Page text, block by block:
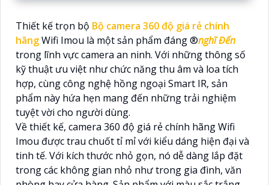
Thiết kế trọn bộ Bộ camera 360 độ giá rẻ chính
hãngWifi Imou là một sản phẩm đáng ®️nghĩ Đến
trong lĩnh vực camera an ninh. Với những thông số
kỹ thuật ưu việt như chức năng thu âm và loa tích
hợp, cùng công nghệ hồng ngoại Smart IR, sản
phẩm này hứa hẹn mang đến những trải nghiệm
tuyệt vời cho người dùng.
Về thiết kế, camera 360 độ giá rẻ chính hãng Wifi
Imou được trau chuốt tỉ mỉ với kiểu dáng hiện đại và
tinh tế. Với kích thước nhỏ gọn, nó dễ dàng lắp đặt
trong các không gian nhỏ như trong gia đình, văn